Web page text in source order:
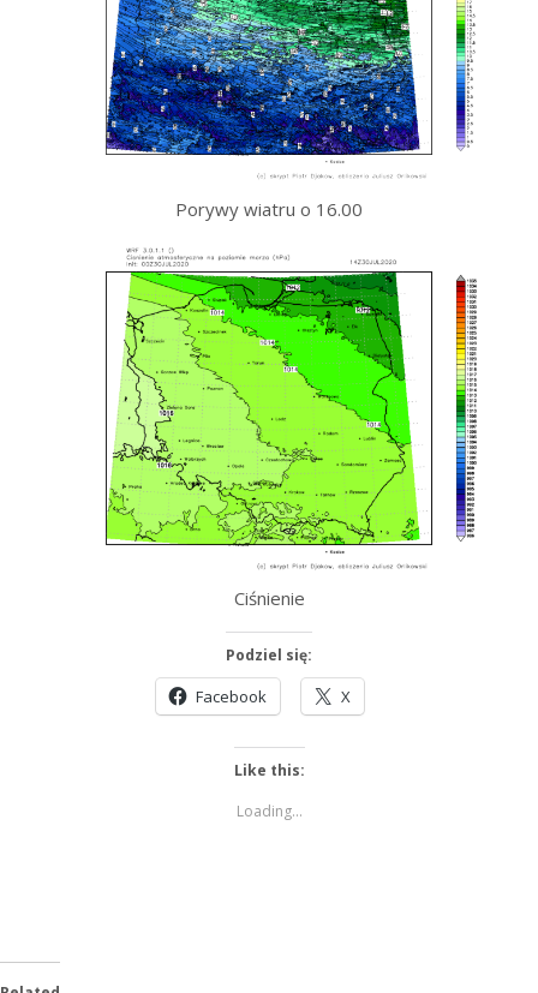
Porywy wiatru o 16.00
Ciśnienie
Podziel się:
Facebook X
Like this:
Loading...